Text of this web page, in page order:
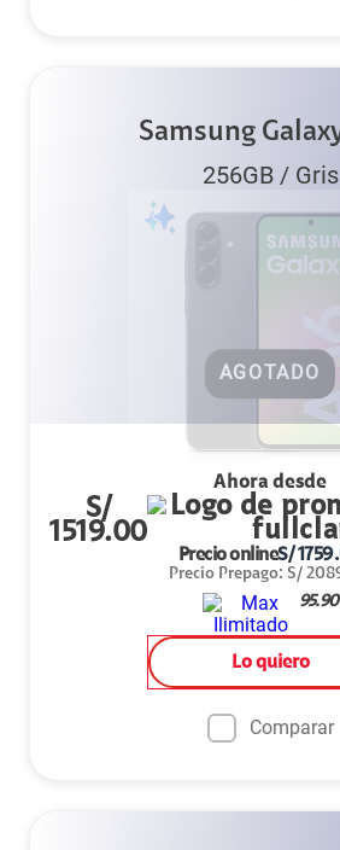
Samsung
256GB/ Gris
AGOTADO
Ahora desde
S/
1519.00
Precio onlineS/
Precio Prepago: S/
95.90
Lo quiero
Comparar